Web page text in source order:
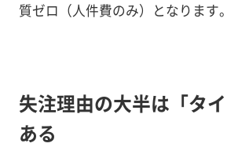
質ゼロ（人件費のみ）となります。
失注理由の大半は「タ
ある